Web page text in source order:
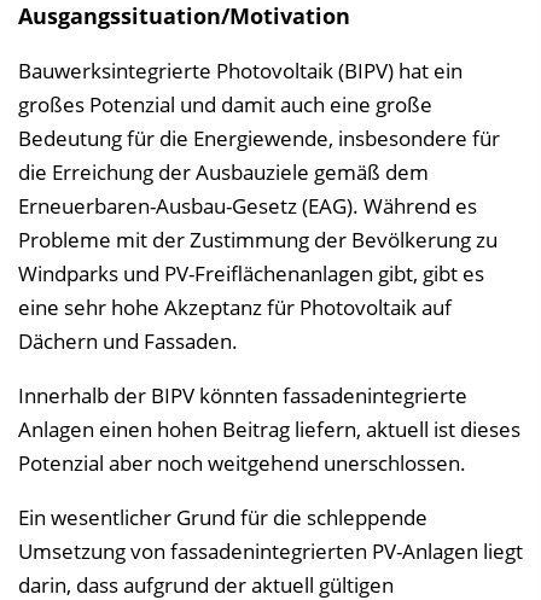
n
Ausgangssituation/Motivation
Bauwerksintegrierte Photovoltaik (BIPV) hat ein
großes Potenzial und damit auch eine große
Bedeutung für die Energiewende, insbesondere für
die Erreichung der Ausbauziele gemäß dem
Erneuerbaren-Ausbau-Gesetz (EAG). Während es
Probleme mit der Zustimmung der Bevölkerung zu
Windparks und PV-Freiflächenanlagen gibt, gibt es
eine sehr hohe Akzeptanz für Photovoltaik auf
Dächern und Fassaden.
Innerhalb der BIPV könnten fassadenintegrierte
Anlagen einen hohen Beitrag liefern, aktuell ist dieses
Potenzial aber noch weitgehend unerschlossen.
Ein wesentlicher Grund für die schleppende
Umsetzung von fassaden­integrierten PV-Anlagen liegt
darin, dass aufgrund der aktuell gültigen